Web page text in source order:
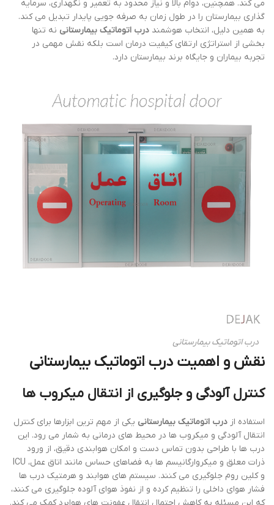
می کند. همچنین، دوام بالا و نیاز محدود به تعمیر و نگهداری، سرمایه
گذاری بیمارستان را در طول زمان به صرفه جویی پایدار تبدیل می کند.
به همین دلیل، انتخاب هوشمند درب اتوماتیک بیمارستانی نه تنها
بخشی از استراتژی ارتقای کیفیت درمان است بلکه نقش مهمی در
تجربه بیماران و جایگاه برند بیمارستان دارد.
درب اتوماتیک بیمارستانی
نقش و اهمیت درب اتوماتیک بیمارستانی
کنترل آلودگی و جلوگیری از انتقال میکروب ها
استفاده از درب اتوماتیک بیمارستانی یکی از مهم ترین ابزارها برای کنترل
انتقال آلودگی و میکروب ها در محیط های درمانی به شمار می رود. این
درب ها با طراحی بدون تماس دست و امکان هوابندی دقیق، از ورود
ذرات معلق و میکروارگانیسم ها به فضاهای حساس مانند اتاق عمل، ICU
و کلین روم جلوگیری می کنند. سیستم های هوابند و هرمتیک درب ها
فشار هوای داخلی را تنظیم کرده و از نفوذ هوای آلوده جلوگیری می کنند،